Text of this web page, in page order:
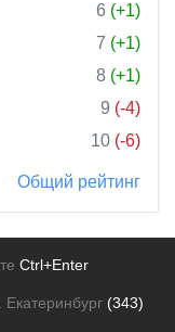
6 (+1)
7 (+1)
8 (+1)
9 (-4)
10 (-6)
Общий рейтинг
Ctrl+Enter
(343)